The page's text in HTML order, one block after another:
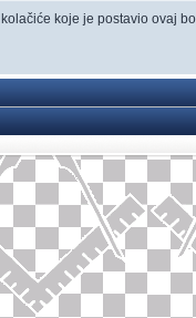
koje je postavio ovaj